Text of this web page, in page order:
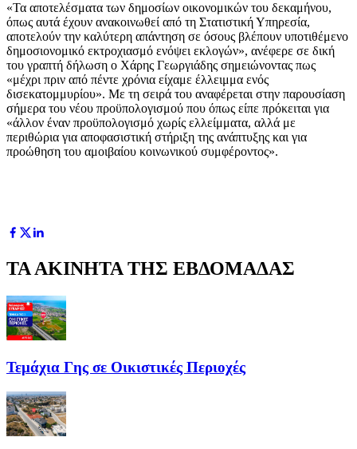
«Τα αποτελέσματα των δημοσίων οικονομικών του δεκαμήνου,
όπως αυτά έχουν ανακοινωθεί από τη Στατιστική Υπηρεσία,
αποτελούν την καλύτερη απάντηση σε όσους βλέπουν υποτιθέμενο
δημοσιονομικό εκτροχιασμό ενόψει εκλογών», ανέφερε σε δική
του γραπτή δήλωση ο Χάρης Γεωργιάδης σημειώνοντας πως
«μέχρι πριν από πέντε χρόνια είχαμε έλλειμμα ενός
δισεκατομμυρίου». Με τη σειρά του αναφέρεται στην παρουσίαση
σήμερα του νέου προϋπολογισμού που όπως είπε πρόκειται για
«άλλον έναν προϋπολογισμό χωρίς ελλείμματα, αλλά με
περιθώρια για αποφασιστική στήριξη της ανάπτυξης και για
προώθηση του αμοιβαίου κοινωνικού συμφέροντος».
ΤΑ ΑΚΙΝΗΤΑ ΤΗΣ ΕΒΔΟΜΑΔΑΣ
Τεμάχια Γης σε Οικιστικές Περιοχές